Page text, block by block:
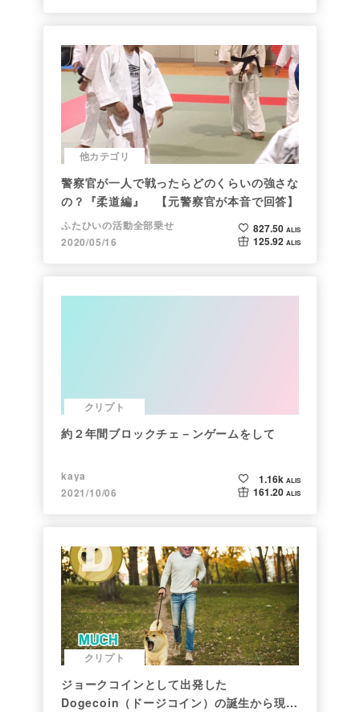
他カテゴリ
警察官が一人で戦ったらどのくらいの強さな
の？『柔道編』 【元警察官が本音で回答】
ふたひいの活動全部乗せ
2020/05/16
827.50 ALIS
125.92 ALIS
クリプト
約２年間ブロックチェ－ンゲームをして
kaya
2021/10/06
1.16k ALIS
161.20 ALIS
クリプト
ジョークコインとして出発した
Dogecoin（ドージコイン）の誕生から現在